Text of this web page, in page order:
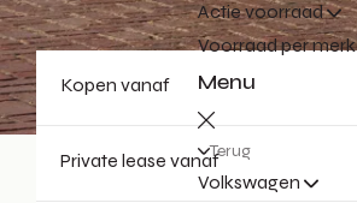
Actie voorraad
Voorraad per merk
Menu
Terug
Volkswagen
Kopen vanaf
Private lease vanaf